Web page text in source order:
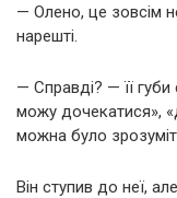
— Олено, це зовсім
нарешті.
— Справді? — її губи
можу дочекатися»,
можна було
Він ступив до неї,